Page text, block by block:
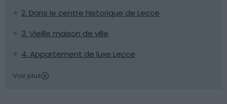
2. Dans le centre historique de Lecce
3. Vieille maison de ville
4. Appartement de luxe Lecce
Voir plus